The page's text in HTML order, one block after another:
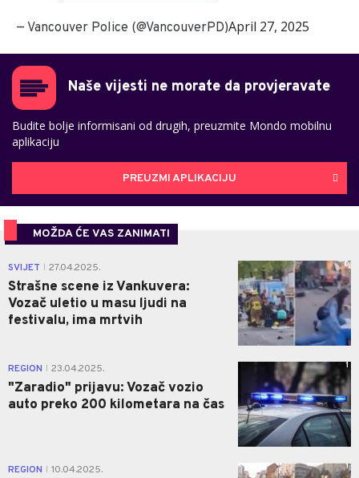
— Vancouver Police (@VancouverPD)April 27, 2025
Naše vijesti ne morate da provjeravate
Budite bolje informisani od drugih, preuzmite Mondo mobilnu
aplikaciju
PREUZMI APLIKACIJU
MOŽDA ĆE VAS ZANIMATI
SVIJET 27.04.2025.
Strašne scene iz Vankuvera:
Vozač uletio u masu ljudi na
festivalu, ima mrtvih
0
REGION 23.04.2025.
"Zaradio" prijavu: Vozač vozio
auto preko 200 kilometara na čas
1
REGION 10.04.2025. 1